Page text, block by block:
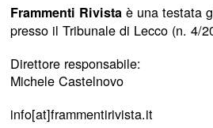
Frammenti Rivistaè una testata
presso il Tribunale di Lecco (n. 4/
Direttore responsabile:
Michele Castelnovo
info[at]frammentirivista.it